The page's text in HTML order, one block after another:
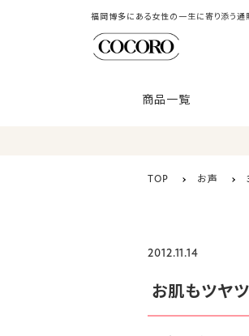
福岡博多にある女性の一生に寄り添う通
商品一覧
TOP お声
2012.11.14
お肌もツヤ